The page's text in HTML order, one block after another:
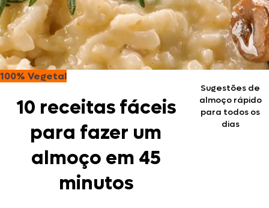
100% Vegetal
10 receitas fáceis
para fazer um
almoço em 45
minutos
Sugestões de
almoço rápido
para todos os
dias